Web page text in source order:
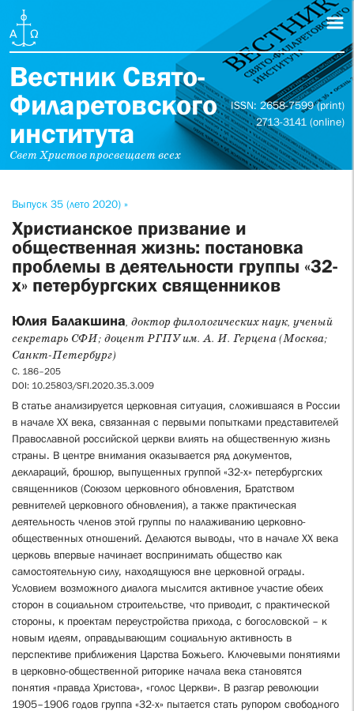
Вестник Свято-
Филаретовского
института
Свет Христов просвещает всех
ISSN: 2658-7599 (print)
2713-3141 (online)
Выпуск 35 (лето 2020) »
Христианское призвание и
общественная жизнь: постановка
проблемы в деятельности группы «32-
х» петербургских священников
Юлия Балакшина, доктор филологических наук, ученый
секретарь СФИ; доцент РГПУ им. А. И. Герцена (Москва;
Санкт-Петербург)
С. 186–205
DOI: 10.25803/SFI.2020.35.3.009
В статье анализируется церковная ситуация, сложившаяся в России
в начале ХХ века, связанная с первыми попытками представителей
Православной российской церкви влиять на общественную жизнь
страны. В центре внимания оказывается ряд документов,
деклараций, брошюр, выпущенных группой «32-х» петербургских
священников (Союзом церковного обновления, Братством
ревнителей церковного обновления), а также практическая
деятельность членов этой группы по налаживанию церковно-
общественных отношений. Делаются выводы, что в начале ХХ века
церковь впервые начинает воспринимать общество как
самостоятельную силу, находящуюся вне церковной ограды.
Условием возможного диалога мыслится активное участие обеих
сторон в социальном строительстве, что приводит, с практической
стороны, к проектам переустройства прихода, с богословской – к
новым идеям, оправдывающим социальную активность в
перспективе приближения Царства Божьего. Ключевыми понятиями
в церковно-общественной риторике начала века становятся
понятия «правда Христова», «голос Церкви». В разгар революции
1905–1906 годов группа «32-х» пытается стать рупором свободного